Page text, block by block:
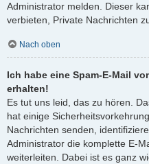
Administrator melden. Dieser
verbieten, Private Nachrichten
Nach oben
Ich habe eine Spam-E-Mail
erhalten!
Es tut uns leid, das zu hören.
hat einige
Nachrichten senden,
Administrator die komplette E-
weiterleiten. Dabei ist es ganz